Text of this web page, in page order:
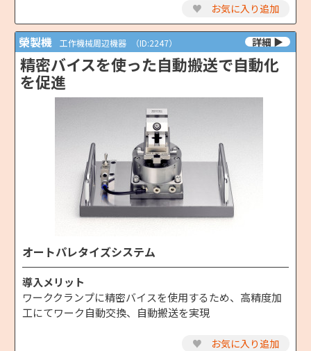
♥ お気に入り追加
榮製機 工作機械周辺機器 （ID:2247）
精密バイスを使った自動搬送で自動化
を促進
オートパレタイズシステム
導入メリット
ワーククランプに精密バイスを使用するため、高精度加
工にてワーク自動交換、自動搬送を実現
♥ お気に入り追加